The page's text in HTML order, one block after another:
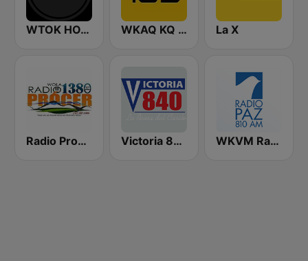
WTOK HOT 102 WKAQ KQ 105 La X
Radio Procer 1380 AM Victoria 840 AM WKVM Radio Paz 810 AM